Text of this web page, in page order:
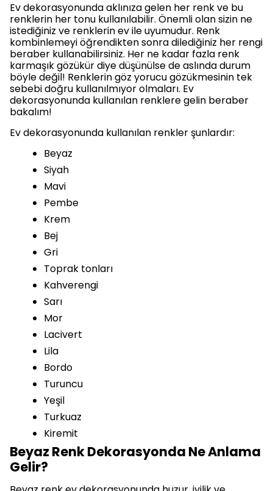
Ev dekorasyonunda aklınıza gelen her renk ve bu
renklerin her tonu kullanılabilir. Önemli olan sizin ne
istediğiniz ve renklerin ev ile uyumudur. Renk
kombinlemeyi öğrendikten sonra dilediğiniz her rengi
beraber kullanabilirsiniz. Her ne kadar fazla renk
karmaşık gözükür diye düşünülse de aslında durum
böyle değil! Renklerin göz yorucu gözükmesinin tek
sebebi doğru kullanılmıyor olmaları. Ev
dekorasyonunda kullanılan renklere gelin beraber
bakalım!
Ev dekorasyonunda kullanılan renkler şunlardır:
Beyaz
Siyah
Mavi
Pembe
Krem
Bej
Gri
Toprak tonları
Kahverengi
Sarı
Mor
Lacivert
Lila
Bordo
Turuncu
Yeşil
Turkuaz
Kiremit
Beyaz Renk Dekorasyonda Ne Anlama
Gelir?